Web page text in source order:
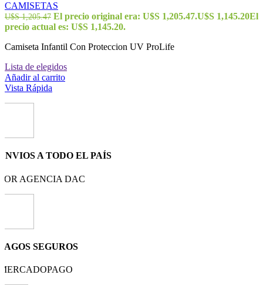
CAMISETAS
U$S1,205.47 El precio original era: U$S 1,205.47.U$S 1,145.20El
precio actual es: U$S 1,145.20.
Camiseta Infantil Con Proteccion UV ProLife
Lista de elegidos
Añadir al carrito
Vista Rápida
A TODO EL PAÍS
AGENCIA DAC
SEGUROS